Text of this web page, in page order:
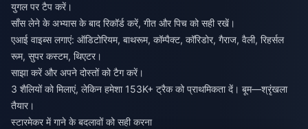
युगल पर टैप करें।
साँस लेने के अभ्यास के बाद रिकॉर्ड करें, गीत और पिच को सही रखें।
एआई वाइब्स लगाएं: ऑडिटोरियम, बाथरूम, कॉम्पैक्ट, कॉरिडोर, गैराज, वैली, रिहर्सल
रूम, सुपर कस्टम, थिएटर।
साझा करें और अपने दोस्तों को टैग करें।
3 शैलियों को मिलाएं, लेकिन हमेशा 153K+ ट्रैक को प्राथमिकता दें। बूम—श्रृंखला
तैयार।
स्टारमेकर में गाने के बदलावों को सही करना